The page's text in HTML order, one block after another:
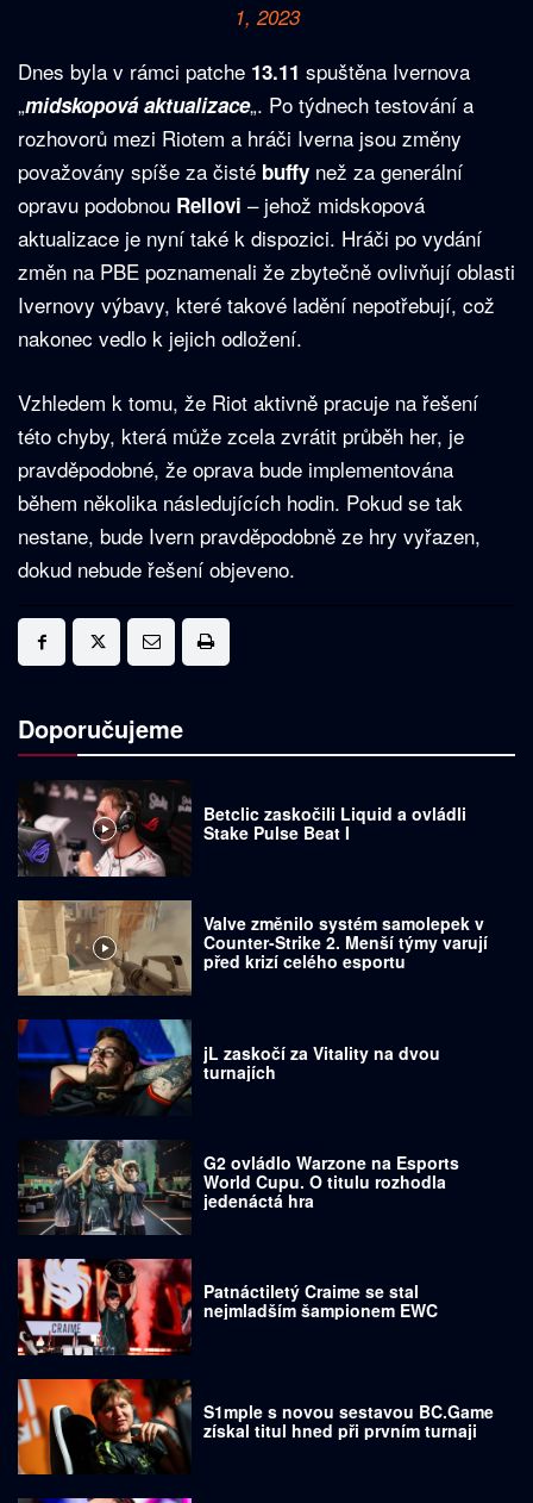
1, 2023
Dnes byla v rámci patche 13.11 spuštěna Ivernova
„midskopová aktualizace„. Po týdnech testování a
rozhovorů mezi Riotem a hráči Iverna jsou změny
považovány spíše za čisté buffy než za generální
opravu podobnou Rellovi – jehož midskopová
aktualizace je nyní také k dispozici. Hráči po vydání
změn na PBE poznamenali že zbytečně ovlivňují oblasti
Ivernovy výbavy, které takové ladění nepotřebují, což
nakonec vedlo k jejich odložení.
Vzhledem k tomu, že Riot aktivně pracuje na řešení
této chyby, která může zcela zvrátit průběh her, je
pravděpodobné, že oprava bude implementována
během několika následujících hodin. Pokud se tak
nestane, bude Ivern pravděpodobně ze hry vyřazen,
dokud nebude řešení objeveno.
Doporučujeme
Betclic zaskočili Liquid a ovládli
Stake Pulse Beat I
Valve změnilo systém samolepek v
Counter-Strike 2. Menší týmy varují
před krizí celého esportu
jL zaskočí za Vitality na dvou
turnajích
G2 ovládlo Warzone na Esports
World Cupu. O titulu rozhodla
jedenáctá hra
Patnáctiletý Craime se stal
nejmladším šampionem EWC
S1mple s novou sestavou BC.Game
získal titul hned při prvním turnaji